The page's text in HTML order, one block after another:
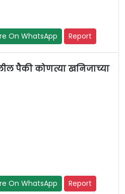
On WhatsApp Report
पैकी कोणत्या खनिजाच्या
On WhatsApp Report